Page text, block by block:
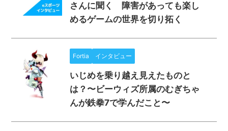
さんに聞く 障害があっても楽し
めるゲームの世界を切り拓く
Fortia インタビュー
いじめを乗り越え見えたものと
は？〜ビーウィズ所属のむぎちゃ
んが鉄拳7で学んだこと〜